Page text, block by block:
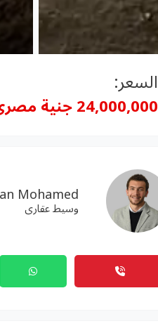
السعر:
24,000,000 جنية مصرى
Mohamed
وسيط عقارى